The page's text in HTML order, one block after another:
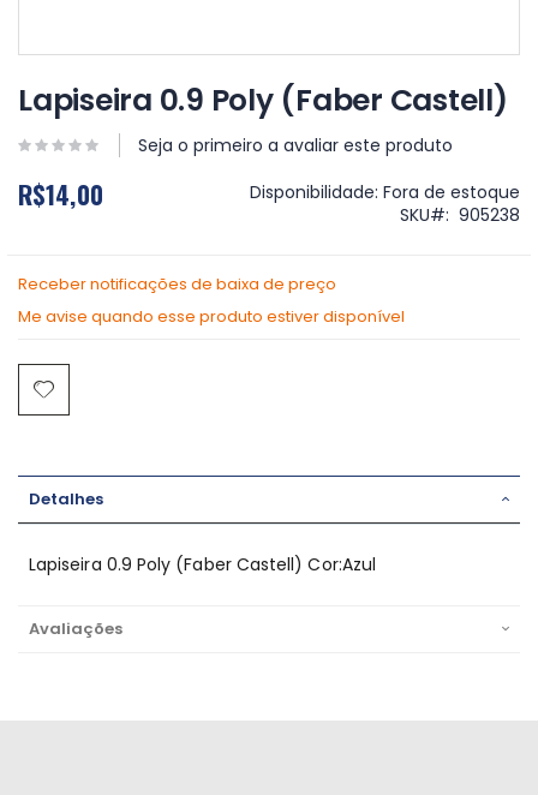
para
o
da
de
Lapiseira 0.9 Poly (Faber Castell)
Seja o primeiro a avaliar este produto
R$14,00 Disponibilidade: Fora de estoque
SKU
905238
Receber notificações de baixa de preço
Me avise quando esse produto estiver disponível
Detalhes
Lapiseira 0.9 Poly (Faber Castell) Cor:Azul
Avaliações